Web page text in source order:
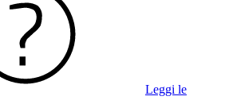
Leggi le